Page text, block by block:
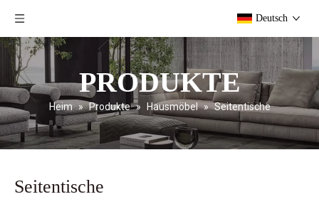
Deutsch
PRODUKTE
Heim » Produkte » Hausmöbel » Seitentische
Seitentische